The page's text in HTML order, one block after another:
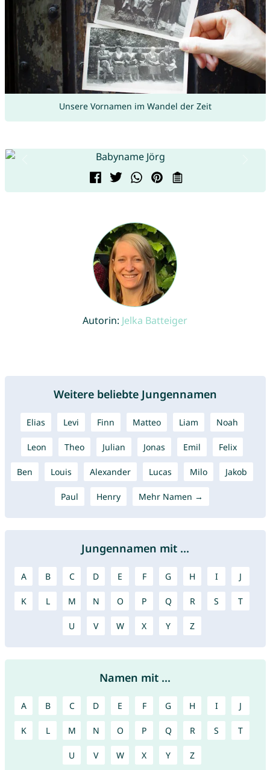
Unsere Vornamen im Wandel der Zeit
Autorin: Jelka Batteiger
Weitere beliebte Jungennamen
Elias Levi Finn Matteo Liam Noah
Leon Theo Julian Jonas Emil Felix
Ben Louis Alexander Lucas Milo Jakob
Paul Henry Mehr Namen →
Jungennamen mit ...
A B C D E F G H I J
K L M N O P Q R S T
U V W X Y Z
Namen mit ...
A B C D E F G H I J
K L M N O P Q R S T
U V W X Y Z